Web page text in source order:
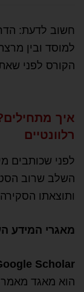
חשוב לדעת:
למוסד ובין
הקורס לפני
איך
רלוונטיים
לפני שכותבים
השלב שרוב
ותוצאתו
מאגרי המידע
Scholar
הוא מאגד